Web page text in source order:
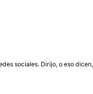
sociales. Dirijo, o eso